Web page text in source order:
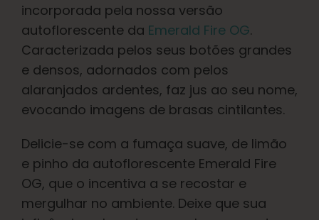
Preservando a genética caribenha
Contato
Loja
Português Brasileiro
Procurar
por:
incorporada pela nossa versão
autoflorescente da Emerald Fire OG.
Caracterizada pelos seus botões grandes
e densos, adornados com pelos
alaranjados ardentes, faz jus ao seu nome,
evocando imagens de brasas cintilantes.
Delicie-se com a fumaça suave, de limão
e pinho da autoflorescente Emerald Fire
OG, que o incentiva a se recostar e
mergulhar no ambiente. Deixe que sua